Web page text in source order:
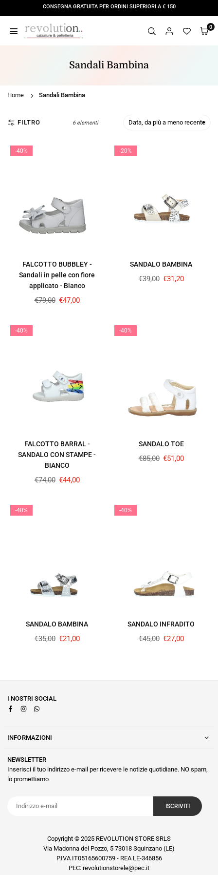
al
contenuto
CONSEGNA GRATUITA PER ORDINI SUPERIORI A € 150
0
Sandali Bambina
Home Sandali Bambina
FILTRO 6 elementi
-40%
FALCOTTO BUBBLEY -
Sandali in pelle con fiore
applicato - Bianco
Prezzo
€79,00 €47,00
-20%
SANDALO BAMBINA
Prezzo
€39,00 €31,20
-40%
FALCOTTO BARRAL -
SANDALO CON STAMPE -
BIANCO
Prezzo
€74,00 €44,00
-40%
SANDALO TOE
Prezzo
€85,00 €51,00
-40%
SANDALO BAMBINA
Prezzo
€35,00 €21,00
-40%
SANDALO INFRADITO
Prezzo
€45,00 €27,00
I NOSTRI SOCIAL
Facebook
InstagramWhatsapp
INFORMAZIONI
NEWSLETTER
Inserisci il tuo indirizzo e-mail per ricevere le notizie quotidiane. NO spam,
lo promettiamo
ISCRIVITI
Copyright © 2025 REVOLUTION STORE SRLS
Via Madonna del Pozzo, 5 73018 Squinzano (LE)
P.IVA IT05165600759 - REA LE-346856
PEC: revolutionstorele@pec.it